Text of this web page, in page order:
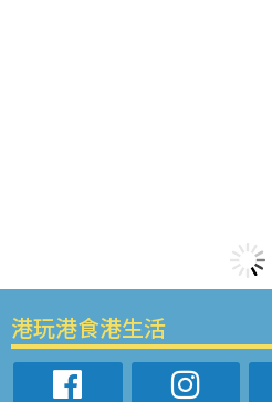
港玩港食港生活